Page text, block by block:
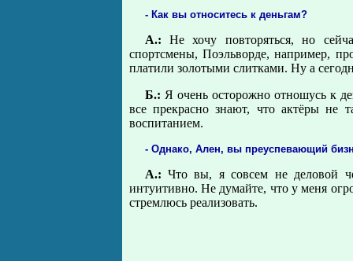
- Как вы относитесь к деньгам?
А.: Не хочу повторяться, но
спортсмены, Поэльворде, например,
платили золотыми слитками. Ну а
Б.: Я очень осторожно отношусь к
все прекрасно знают, что актёры не
воспитанием.
- Однако, Ален, вы преуспевающий
А.: Что вы, я совсем не деловой
интуитивно. Не думайте, что у меня
стремлюсь реализовать.